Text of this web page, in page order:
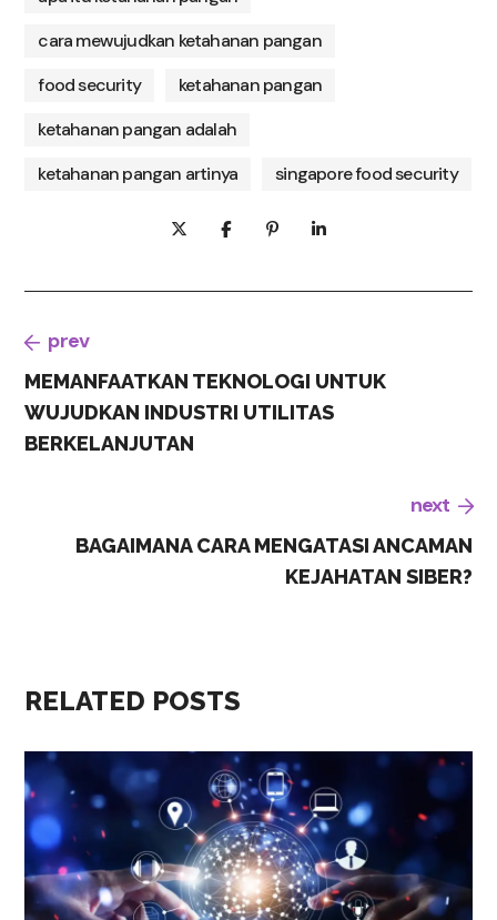
cara mewujudkan ketahanan pangan
food security
ketahanan pangan
ketahanan pangan adalah
ketahanan pangan artinya
singapore food security
prev
MEMANFAATKAN TEKNOLOGI UNTUK
WUJUDKAN INDUSTRI UTILITAS
BERKELANJUTAN
next
BAGAIMANA CARA MENGATASI ANCAMAN
KEJAHATAN SIBER?
RELATED POSTS